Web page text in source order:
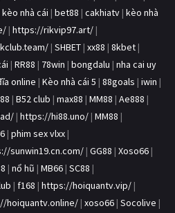
kèo nhà cái | bet88 | cakhiatv | kèo nhà
| https://rikvip97.art/ |
| SHBET | xx88 | 8kbet |
| RR88 | 78win | bongdalu | nha cai uy
online | Kèo nhà cái 5 | 88goals | iwin |
| B52 club | max88 | MM88 | Ae888 |
| https://hi88.uno/ | MM88 |
| phim sex vlxx |
sunwin19.cn.com/ | GG88 | Xoso66 |
| nổ hũ | MB66 | SC88 |
| f168 | https://hoiquantv.vip/ |
hoiquantv.online/ | xoso66 | Socolive |